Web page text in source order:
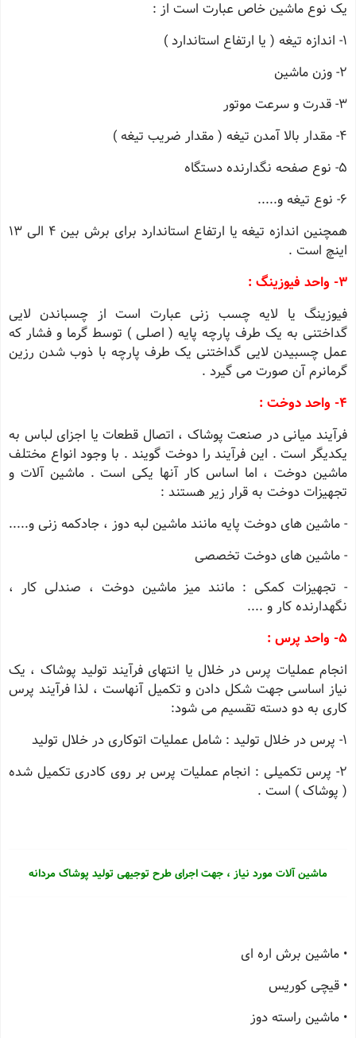
یک نوع ماشین خاص عبارت است از :
1- اندازه تیغه ( یا ارتفاع استاندارد )
2- وزن ماشین
3- قدرت و سرعت موتور
4- مقدار بالا آمدن تیغه ( مقدار ضریب تیغه )
5- نوع صفحه نگدارنده دستگاه
6- نوع تیغه و.....
همچنین اندازه تیغه یا ارتفاع استاندارد برای برش بین 4 الی 13
اینچ است .
3- واحد فیوزینگ :
فیوزینگ یا لایه چسب زنی عبارت است از چسباندن لایی
گداختنی به یک طرف پارچه پایه ( اصلی ) توسط گرما و فشار که
عمل چسبیدن لایی گداختنی یک طرف پارچه با ذوب شدن رزین
گرمانرم آن صورت می گیرد .
4- واحد دوخت :
فرآیند میانی در صنعت پوشاک ، اتصال قطعات یا اجزای لباس به
یکدیگر است . این فرآیند را دوخت گویند . با وجود انواع مختلف
ماشین دوخت ، اما اساس کار آنها یکی است . ماشین آلات و
تجهیزات دوخت به قرار زیر هستند :
- ماشین های دوخت پایه مانند ماشین لبه دوز ، جادکمه زنی و.....
- ماشین های دوخت تخصصی
- تجهیزات کمکی : مانند میز ماشین دوخت ، صندلی کار ،
نگهدارنده کار و ....
5- واحد پرس :
انجام عملیات پرس در خلال یا انتهای فرآیند تولید پوشاک ، یک
نیاز اساسی جهت شکل دادن و تکمیل آنهاست ، لذا فرآیند پرس
کاری به دو دسته تقسیم می شود:
1- پرس در خلال تولید : شامل عملیات اتوکاری در خلال تولید
2- پرس تکمیلی : انجام عملیات پرس بر روی کادری تکمیل شده
( پوشاک ) است .
ماشین آلات مورد نیاز ، جهت اجرای طرح توجیهی تولید پوشاک مردانه
• ماشین برش اره ای
• قیچی کوریس
• ماشین راسته دوز